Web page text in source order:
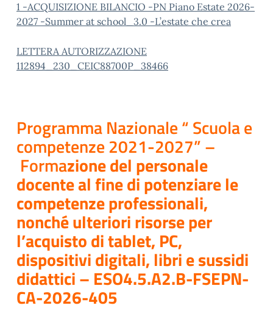
1 -ACQUISIZIONE BILANCIO -PN Piano Estate 2026-
2027 -Summer at school_3.0 -L’estate che crea
LETTERA AUTORIZZAZIONE
112894_230_CEIC88700P_38466
Programma Nazionale “ Scuola e
competenze 2021-2027” –
Formazione del personale
docente al fine di potenziare le
competenze professionali,
nonché ulteriori risorse per
l’acquisto di tablet, PC,
dispositivi digitali, libri e sussidi
didattici – ESO4.5.A2.B-FSEPN-
CA-2026-405